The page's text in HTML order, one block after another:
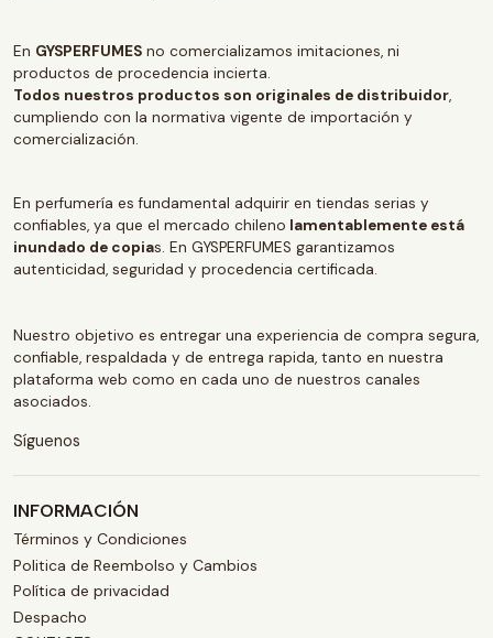
En GYSPERFUMES no comercializamos imitaciones, ni
productos de procedencia incierta.
Todos nuestros productos son originales de distribuidor,
cumpliendo con la normativa vigente de importación y
comercialización.
En perfumería es fundamental adquirir en tiendas serias y
confiables, ya que el mercado chileno lamentablemente está
inundado de copias. En GYSPERFUMES garantizamos
autenticidad, seguridad y procedencia certificada.
Nuestro objetivo es entregar una experiencia de compra segura,
confiable, respaldada y de entrega rapida, tanto en nuestra
plataforma web como en cada uno de nuestros canales
asociados.
Síguenos
INFORMACIÓN
Términos y Condiciones
Politica de Reembolso y Cambios
Política de privacidad
Despacho